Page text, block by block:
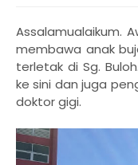
Assalamualaikum.
membawa anak
terletak di Sg.
ke sini dan juga
doktor gigi.